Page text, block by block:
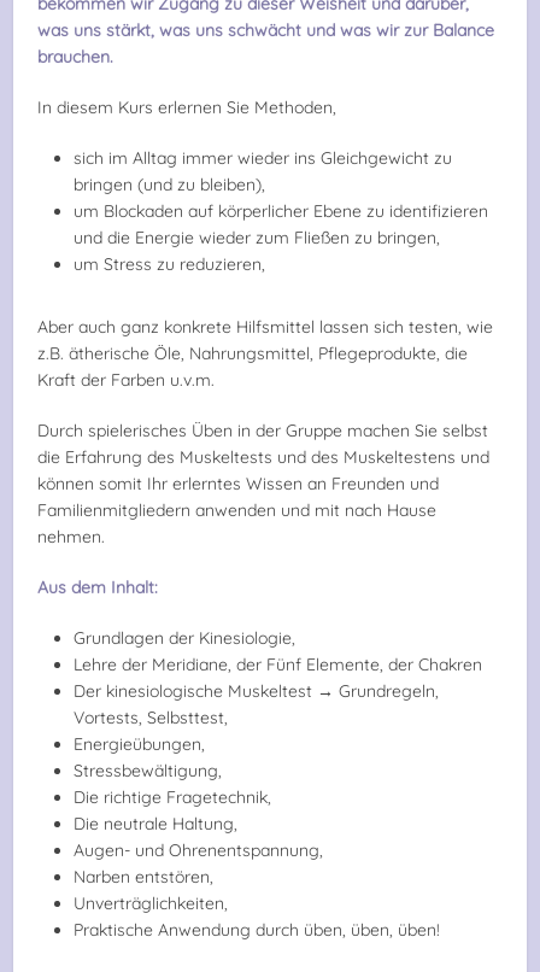
was uns stärkt, was uns schwächt und was wir zur Balance
brauchen.
In diesem Kurs erlernen Sie Methoden,
sich im Alltag immer wieder ins Gleichgewicht zu
bringen (und zu bleiben),
um Blockaden auf körperlicher Ebene zu identifizieren
und die Energie wieder zum Fließen zu bringen,
um Stress zu reduzieren,
Aber auch ganz konkrete Hilfsmittel lassen sich testen, wie
z.B. ätherische Öle, Nahrungsmittel, Pflegeprodukte, die
Kraft der Farben u.v.m.
Durch spielerisches Üben in der Gruppe machen Sie selbst
die Erfahrung des Muskeltests und des Muskeltestens und
können somit Ihr erlerntes Wissen an Freunden und
Familienmitgliedern anwenden und mit nach Hause
nehmen.
Aus dem Inhalt:
Grundlagen der Kinesiologie,
Lehre der Meridiane, der Fünf Elemente, der Chakren
Der kinesiologische Muskeltest → Grundregeln,
Vortests, Selbsttest,
Energieübungen,
Stressbewältigung,
Die richtige Fragetechnik,
Die neutrale Haltung,
Augen- und Ohrenentspannung,
Narben entstören,
Unverträglichkeiten,
Praktische Anwendung durch üben, üben, üben!